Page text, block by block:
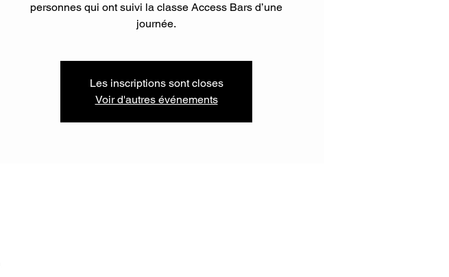
personnes qui ont suivi la classe Access Bars d’une
journée.
Les inscriptions sont closes
Voir d'autres événements